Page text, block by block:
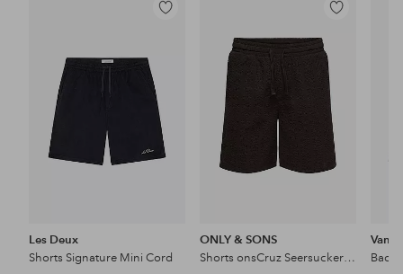
Lägg
Les Deux
Shorts Signature Mini Cord
Lägg
i
favoriter
ONLY & SONS
Shorts onsCruz Seersucker Jogger
Vans